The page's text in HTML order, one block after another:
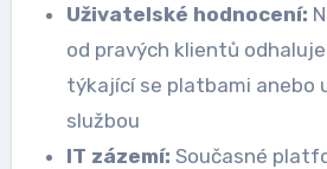
Uživatelské hodnocení:
od pravých klientů
týkající se platbami anebo
službou
IT zázemí: Současné